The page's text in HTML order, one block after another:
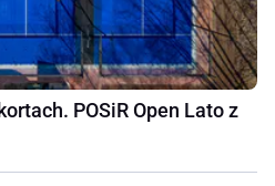
POSiR Open Lato z